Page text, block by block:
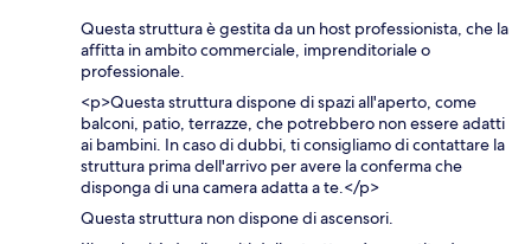
Questa struttura è gestita da un host professionista, che la
affitta in ambito commerciale, imprenditoriale o
professionale.
<p>Questa struttura dispone di spazi all'aperto, come
balconi, patio, terrazze, che potrebbero non essere adatti
ai bambini. In caso di dubbi, ti consigliamo di contattare la
struttura prima dell'arrivo per avere la conferma che
disponga di una camera adatta a te.</p>
Questa struttura non dispone di ascensori.